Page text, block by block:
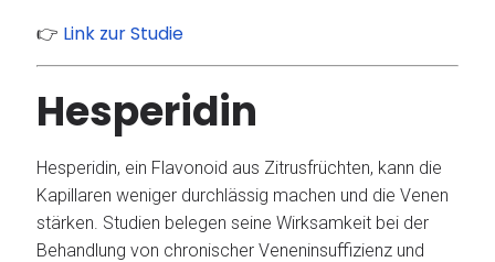
👉 Link zur Studie
Hesperidin
Hesperidin, ein Flavonoid aus Zitrusfrüchten, kann die
Kapillaren weniger durchlässig machen und die Venen
stärken. Studien belegen seine Wirksamkeit bei der
Behandlung von chronischer Veneninsuffizienz und